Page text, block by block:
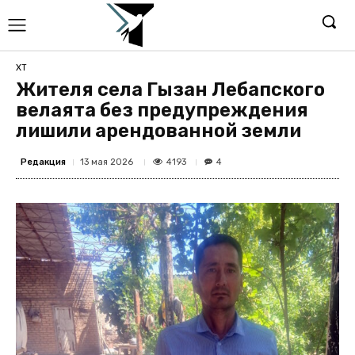
ХТ
Жителя села Гызан Лебапского
велаята без предупреждения
лишили арендованной земли
Редакция 13 мая 2026 4193 4